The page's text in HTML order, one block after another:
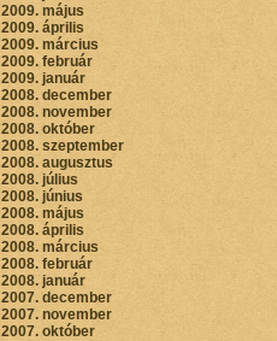
2009. május
2009. április
2009. március
2009. február
2009. január
2008. december
2008. november
2008. október
2008. szeptember
2008. augusztus
2008. július
2008. június
2008. május
2008. április
2008. március
2008. február
2008. január
2007. december
2007. november
2007. október